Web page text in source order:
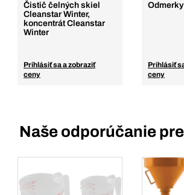
Čistič čelných skiel
Cleanstar Winter,
koncentrát Cleanstar
Winter
Prihlásiť sa a zobraziť
ceny
Odmerky
Prihlásiť
ceny
Naše odporúčanie